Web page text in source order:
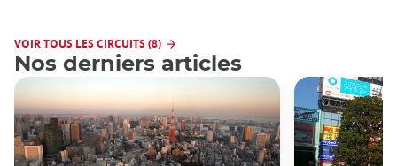
VOIR TOUS LES CIRCUITS (8)
Nos derniers articles